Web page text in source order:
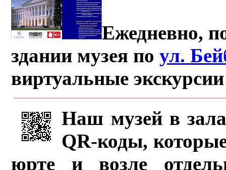
Ежедневно,
здании музея поул.
виртуальные
Наш музей в
QR-коды,
юрте и возле